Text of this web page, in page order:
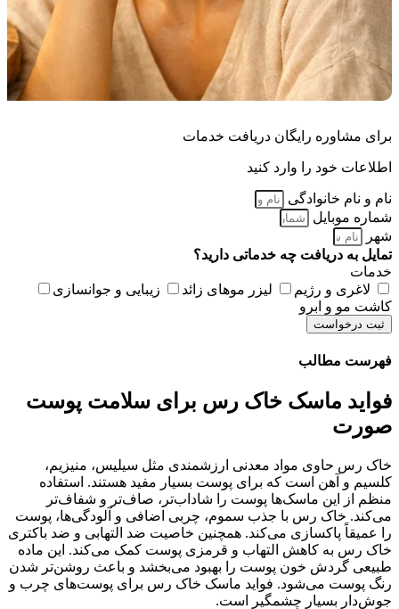
برای مشاوره رایگان دریافت خدمات
اطلاعات خود را وارد کنید
نام و نام خانوادگی
شماره موبایل
شهر
تمایل به دریافت چه خدماتی دارید؟
خدمات
لاغری و رژیم
لیزر موهای زائد
زیبایی و جوانسازی
کاشت مو و ابرو
ثبت درخواست
فهرست مطالب
فواید ماسک خاک رس برای سلامت پوست
صورت
خاک رس حاوی مواد معدنی ارزشمندی مثل سیلیس، منیزیم،
کلسیم و آهن است که برای پوست بسیار مفید هستند. استفاده
منظم از این ماسک‌ها پوست را شاداب‌تر، صاف‌تر و شفاف‌تر
می‌کند. خاک رس با جذب سموم، چربی اضافی و آلودگی‌ها، پوست
را عمیقاً پاکسازی می‌کند. همچنین خاصیت ضد التهابی و ضد باکتری
خاک رس به کاهش التهاب و قرمزی پوست کمک می‌کند. این ماده
طبیعی گردش خون پوست را بهبود می‌بخشد و باعث روشن‌تر شدن
رنگ پوست می‌شود. فواید ماسک خاک رس برای پوست‌های چرب و
جوش‌دار بسیار چشمگیر است.